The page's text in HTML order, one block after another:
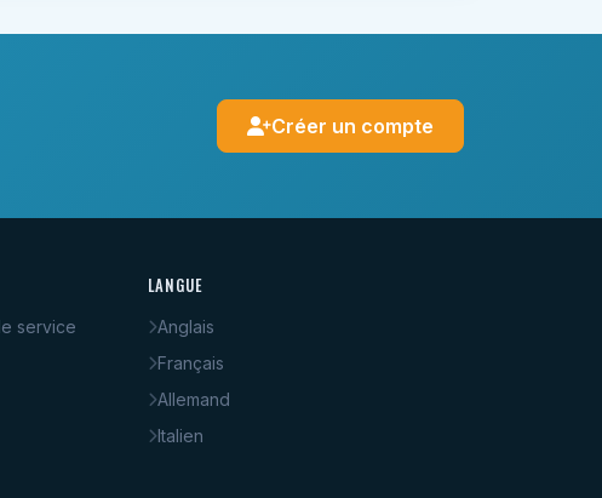
Créer un compte
service
LANGUE
Anglais
Français
Allemand
Italien